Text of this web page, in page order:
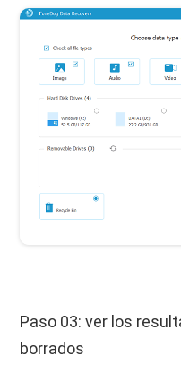
Paso 03: ver los
borrados